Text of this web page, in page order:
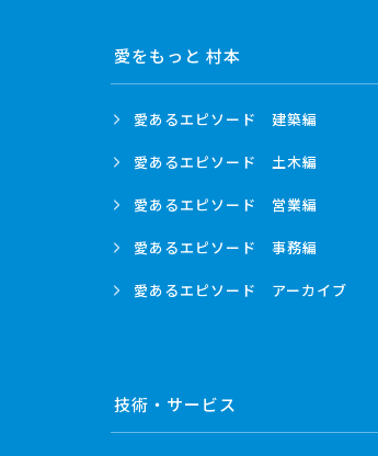
愛をもっと 村本
愛あるエピソード 建築編
愛あるエピソード 土木編
愛あるエピソード 営業編
愛あるエピソード 事務編
愛あるエピソード アーカイブ
技術・ サービス